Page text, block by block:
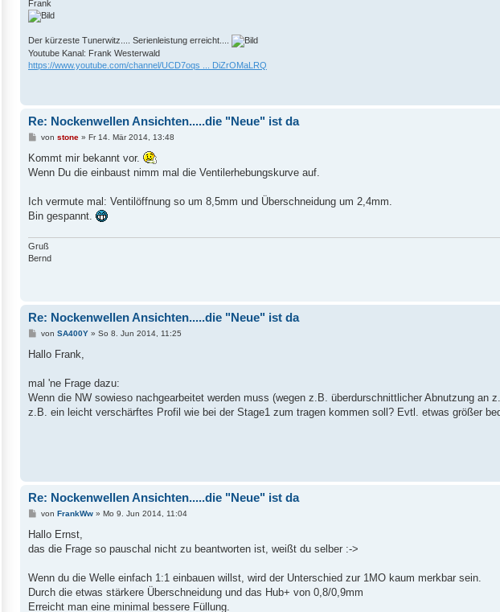
Frank
Der kürzeste Tunerwitz.... Serienleistung erreicht....
Youtube Kanal: Frank Westerwald
https://www.youtube.com/channel/UCD7oqs ... DiZrOMaLRQ
Re: Nockenwellen Ansichten.....die "Neue" ist da
B
i
r
von stone» Fr 14. Mär 2014, 13:48
Kommt mir bekannt vor.
Wenn Du die einbaust nimm mal die Ventilerhebungskurve auf.
Ich vermute mal: Ventilöffnung so um 8,5mm und Überschneidung um 2,4mm.
Bin gespannt.
Gruß
Bernd
Re: Nockenwellen Ansichten.....die "Neue" ist da
B
i
a
von SA400Y» So 8. Jun 2014, 11:25
Hallo Frank,
mal 'ne Frage dazu:
Wenn die NW sowieso nachgearbeitet werden muss (wegen z.B. überdurschnittlicher Abnutzung an
z.B. ein leicht verschärftes Profil wie bei der Stage1 zum tragen kommen soll? Evtl. etwas größer
Re: Nockenwellen Ansichten.....die "Neue" ist da
B
i
r
von FrankWw» Mo 9. Jun 2014, 11:04
Hallo Ernst,
das die Frage so pauschal nicht zu beantworten ist, weißt du selber :->
Wenn du die Welle einfach 1:1 einbauen willst, wird der Unterschied zur 1MO kaum merkbar sein.
Durch die etwas stärkere Überschneidung und das Hub+ von 0,8/0,9mm
Erreicht man eine minimal bessere Füllung.